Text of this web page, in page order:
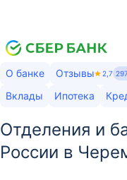
О банке Отзывы 2,7
Вклады
Ипотека
Отделения и
России в